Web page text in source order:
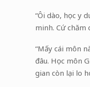
“Ôi dào, học y
minh. Cứ chăm
“Mấy cái môn
đâu. Học môn
gian còn lại lo